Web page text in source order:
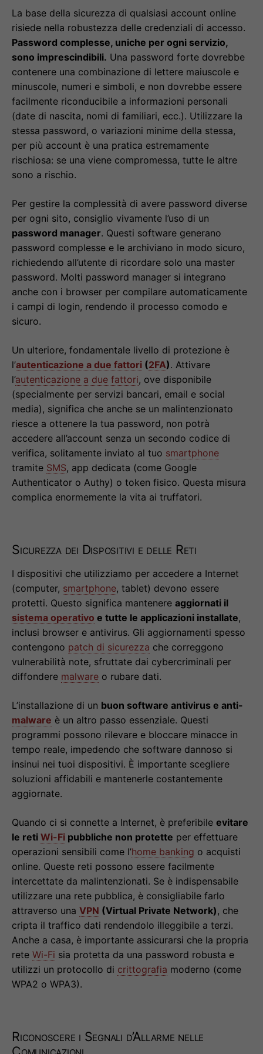
La base della sicurezza di qualsiasi account online
risiede nella robustezza delle credenziali di accesso.
Password complesse, uniche per ogni servizio,
sono imprescindibili. Una password forte dovrebbe
contenere una combinazione di lettere maiuscole e
minuscole, numeri e simboli, e non dovrebbe essere
facilmente riconducibile a informazioni personali
(date di nascita, nomi di familiari, ecc.). Utilizzare la
stessa password, o variazioni minime della stessa,
per più account è una pratica estremamente
rischiosa: se una viene compromessa, tutte le altre
sono a rischio.
Per gestire la complessità di avere password diverse
per ogni sito, consiglio vivamente l’uso di un
password manager. Questi software generano
password complesse e le archiviano in modo sicuro,
richiedendo all’utente di ricordare solo una master
password. Molti password manager si integrano
anche con i browser per compilare automaticamente
i campi di login, rendendo il processo comodo e
sicuro.
Un ulteriore, fondamentale livello di protezione è
l’autenticazione a due fattori (2FA). Attivare
l’autenticazione a due fattori, ove disponibile
(specialmente per servizi bancari, email e social
media), significa che anche se un malintenzionato
riesce a ottenere la tua password, non potrà
accedere all’account senza un secondo codice di
verifica, solitamente inviato al tuo smartphone
tramite SMS, app dedicata (come Google
Authenticator o Authy) o token fisico. Questa misura
complica enormemente la vita ai truffatori.
Sicurezza dei Dispositivi e delle Reti
I dispositivi che utilizziamo per accedere a Internet
(computer, smartphone, tablet) devono essere
protetti. Questo significa mantenere aggiornati il
sistema operativo e tutte le applicazioni installate,
inclusi browser e antivirus. Gli aggiornamenti spesso
contengono patch di sicurezza che correggono
vulnerabilità note, sfruttate dai cybercriminali per
diffondere malware o rubare dati.
L’installazione di un buon software antivirus e anti-
malware è un altro passo essenziale. Questi
programmi possono rilevare e bloccare minacce in
tempo reale, impedendo che software dannoso si
insinui nei tuoi dispositivi. È importante scegliere
soluzioni affidabili e mantenerle costantemente
aggiornate.
Quando ci si connette a Internet, è preferibile evitare
le reti Wi-Fi pubbliche non protette per effettuare
operazioni sensibili come l’home banking o acquisti
online. Queste reti possono essere facilmente
intercettate da malintenzionati. Se è indispensabile
utilizzare una rete pubblica, è consigliabile farlo
attraverso una VPN (Virtual Private Network) , che
cripta il traffico dati rendendolo illeggibile a terzi.
Anche a casa, è importante assicurarsi che la propria
rete Wi-Fi sia protetta da una password robusta e
utilizzi un protocollo di crittografia moderno (come
WPA2 o WPA3).
Riconoscere i Segnali d’Allarme nelle